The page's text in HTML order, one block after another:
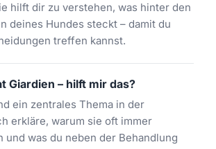
hilft dir zu verstehen, was hinter den
deines Hundes steckt – damit du
treffen kannst.
Giardien – hilft mir das?
ein zentrales Thema in der
erkläre, warum sie oft immer
und was du neben der Behandlung